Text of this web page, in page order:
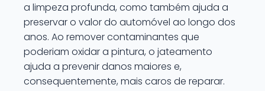
a limpeza profunda, como também ajuda a
preservar o valor do automóvel ao longo dos
anos. Ao remover contaminantes que
poderiam oxidar a pintura, o jateamento
ajuda a prevenir danos maiores e,
consequentemente, mais caros de reparar.